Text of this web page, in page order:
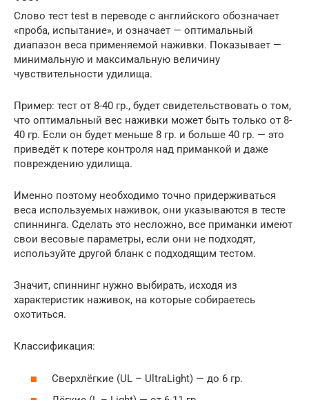
Слово тест test в переводе с английского обозначает
«проба, испытание», и означает — оптимальный
диапазон веса применяемой наживки. Показывает —
минимальную и максимальную величину
чувствительности удилища.
Пример: тест от 8-40 гр., будет свидетельствовать о том,
что оптимальный вес наживки может быть только от 8-
40 гр. Если он будет меньше 8 гр. и больше 40 гр. — это
приведёт к потере контроля над приманкой и даже
повреждению удилища.
Именно поэтому необходимо точно придерживаться
веса используемых наживок, они указываются в тесте
спиннинга. Сделать это несложно, все приманки имеют
свои весовые параметры, если они не подходят,
используйте другой бланк с подходящим тестом.
Значит, спиннинг нужно выбирать, исходя из
характеристик наживок, на которые собираетесь
охотиться.
Классификация:
Сверхлёгкие (UL – UltraLight) — до 6 гр.